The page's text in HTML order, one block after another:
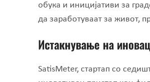
обука и иницијативи за
да заработуваат за живот,
Истакнување на
SatisMeter, стартап со